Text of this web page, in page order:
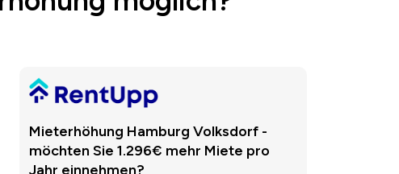
Mieterhöhung Hamburg Volksdorf -
möchten Sie 1.296€ mehr Miete pro
Jahr einnehmen?